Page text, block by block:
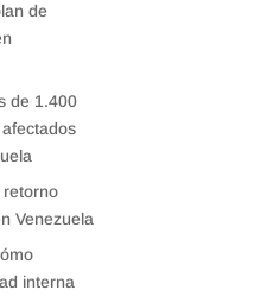
de
de 1.400
retorno
Venezuela
interna